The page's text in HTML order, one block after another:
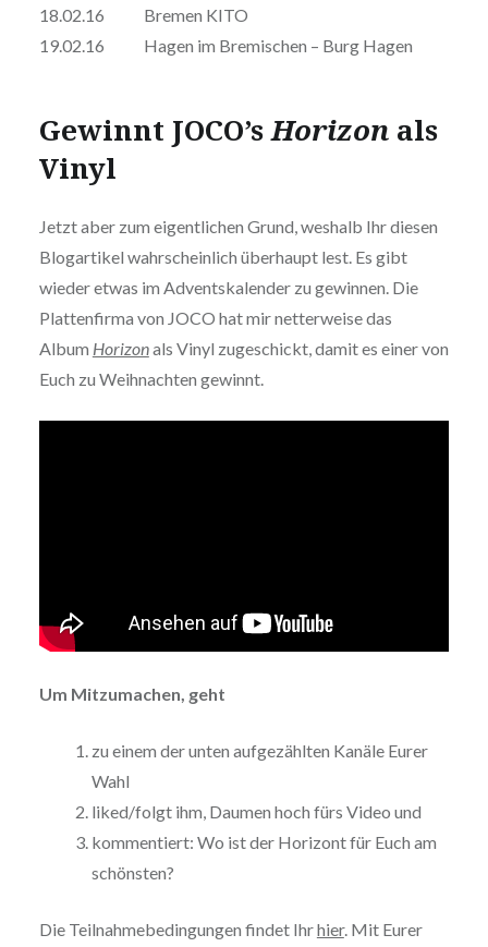
18.02.16 Bremen KITO
19.02.16 Hagen im Bremischen – Burg Hagen
Gewinnt JOCO’sHorizon als
Vinyl
Jetzt aber zum eigentlichen Grund, weshalb Ihr diesen
Blogartikel wahrscheinlich überhaupt lest. Es gibt
wieder etwas im Adventskalender zu gewinnen. Die
Plattenfirma von JOCO hat mir netterweise das
Album Horizonals Vinyl zugeschickt, damit es einer von
Euch zu Weihnachten gewinnt.
Um Mitzumachen, geht
zu einem der unten aufgezählten Kanäle Eurer
Wahl
liked/folgt ihm, Daumen hoch fürs Video und
kommentiert: Wo ist der Horizont für Euch am
schönsten?
Die Teilnahmebedingungen findet Ihrhier. Mit Eurer